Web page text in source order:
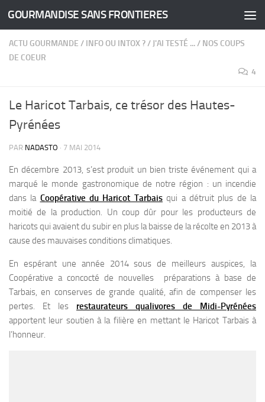
Skip to content
GOURMANDISE SANS FRONTIERES
ACTU GOURMANDE / INFO OU INTOX ?/ J'AI TESTÉ .../ NOS COUPS
DE COEUR
4
Le Haricot Tarbais, ce trésor des Hautes-
Pyrénées
PAR NADASTO · 7 MAI 2014
En décembre 2013, s’est produit un bien triste événement qui a
marqué le monde gastronomique de notre région : un incendie
dans la Coopérative du Haricot Tarbaisqui a détruit plus de la
moitié de la production. Un coup dûr pour les producteurs de
haricots qui avaient du subir en plus la baisse de la récolte en 2013 à
cause des mauvaises conditions climatiques.
En espérant une année 2014 sous de meilleurs auspices, la
Coopérative a concocté de nouvelles préparations à base de
Tarbais, en conserves de grande qualité, afin de compenser les
pertes. Et les restaurateurs qualivores de Midi-Pyrénées
apportent leur soutien à la filière en mettant le Haricot Tarbais à
l’honneur.